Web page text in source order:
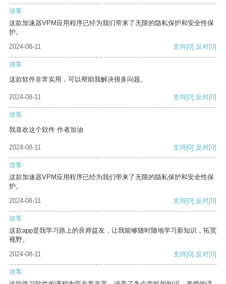
游客
这款加速器VPM应用程序已经为我们带来了无限的隐私保护和安全性保
护。
2024-08-11
支持[0] 反对[0]
游客
这款软件非常实用，可以帮助我解决很多问题。
2024-08-11 支持[0] 反对[0]
游客
我喜欢这个软件 作者加油
2024-08-11 支持[0] 反对[0]
游客
这款加速器VPM应用程序已经为我们带来了无限的隐私保护和安全性保
护。
2024-08-11
支持[0] 反对[0]
游客
这款app是我学习路上的良师益友，让我能够随时随地学习新知识，拓宽
视野。
2024-08-11
支持[0] 反对[0]
游客